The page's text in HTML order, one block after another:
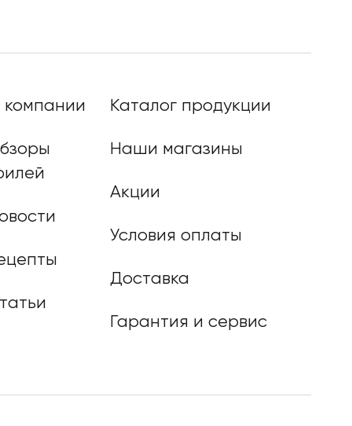
Каталог продукции
Наши магазины
Акции
Условия оплаты
Доставка
Гарантия и сервис